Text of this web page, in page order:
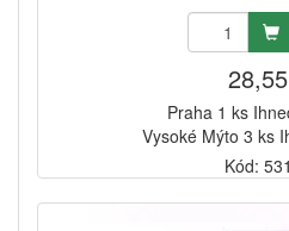
Praha 1 ks
Vysoké Mýto 3 ks
Kód: